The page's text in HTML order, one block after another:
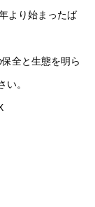
より始まったば
全と生態を明ら
い。